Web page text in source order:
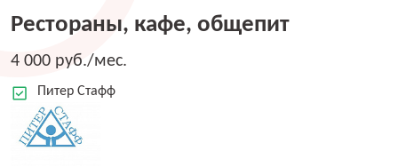
Рестораны, кафе, общепит
4 000 руб./мес.
Питер Стафф